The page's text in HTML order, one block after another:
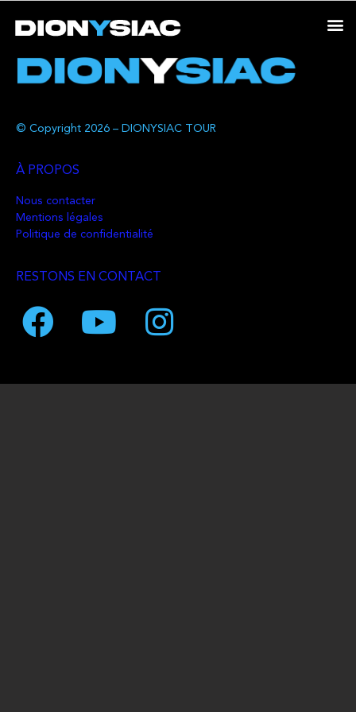
© Copyright 2026 – DIONYSIAC TOUR
À PROPOS
Nous contacter
Mentions légales
Politique de confidentialité
RESTONS EN CONTACT